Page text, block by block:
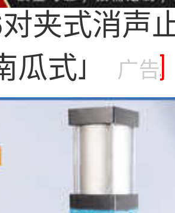
夹式消声
瓜式止回阀
广告